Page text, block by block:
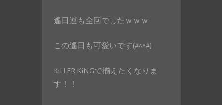
遙日運も全回でしたｗｗｗ
この遙日も可愛いです(#^^#)
KiLLER KiNGで揃えたくなりま
す！！